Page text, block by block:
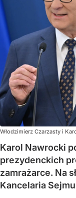
Włodzimierz Czarzasty i
Karol Nawrocki
prezydenckich
zamrażarce. Na
Kancelaria